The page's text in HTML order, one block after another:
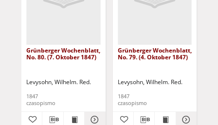
Grünberger Wochenblatt,
No. 80. (7. Oktober 1847)
Levysohn, Wilhelm. Red.
1847
czasopismo
Grünberger Wochenblatt,
No. 79. (4. Oktober 1847)
Levysohn, Wilhelm. Red.
1847
czasopismo